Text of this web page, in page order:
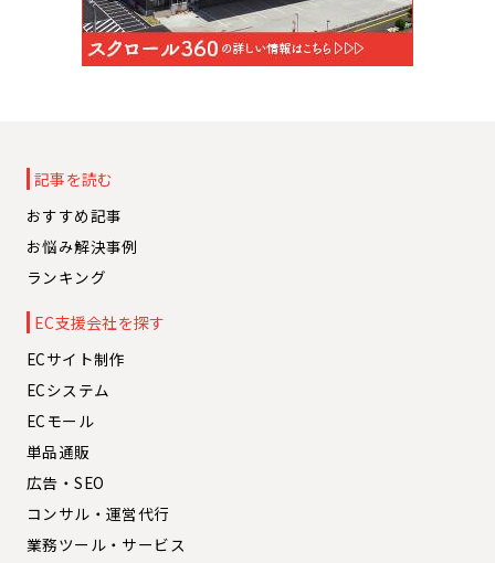
記事を読む
おすすめ記事
お悩み解決事例
ランキング
EC支援会社を探す
ECサイト制作
ECシステム
ECモール
単品通販
広告・SEO
コンサル・運営代行
業務ツール・サービス